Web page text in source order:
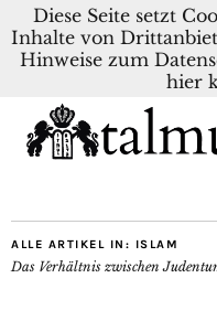
KONTAKT BLOG
ALLE ARTIKEL IN: ISLAM
Das Verhältnis zwischen
Diese Seite setzt
Inhalte von
Hinweise zum
hier